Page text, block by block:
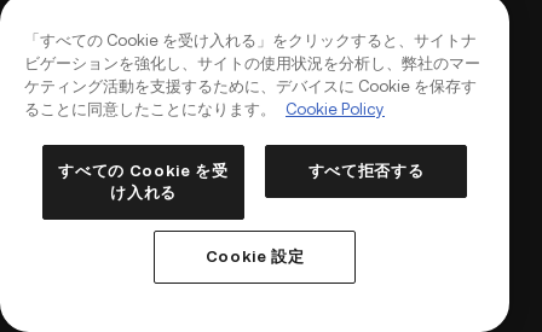
ログイン
「すべての Cookie を受け入れる」をクリックすると、サイトナ
ビゲーションを強化し、サイトの使用状況を分析し、弊社のマー
ケティング活動を支援するために、デバイスに Cookie を保存す
ることに同意したことになります。
Cookie Policy
すべての Cookie を受
け入れる
すべて拒否する
Cookie 設定